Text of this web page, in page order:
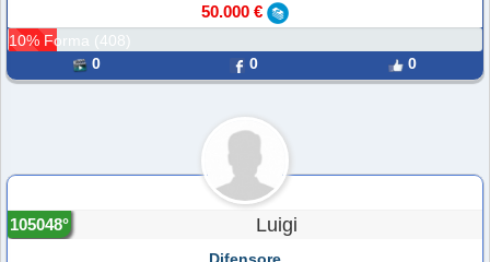
50.000 €
10% Forma (408)
0
0 0
Luigi
105048°